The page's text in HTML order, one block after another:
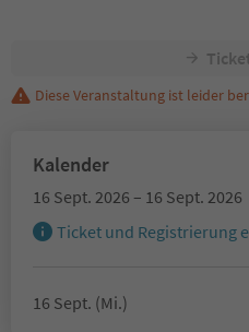
Diese Veranstaltung ist leider
Kalender
16 Sept. 2026 – 16 Sept. 2026
Ticket und Registrierung
16 Sept. (Mi.)